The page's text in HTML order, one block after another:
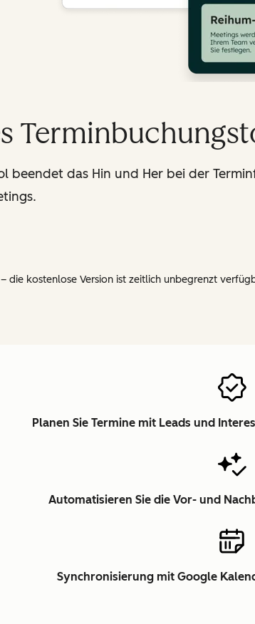
beendet das Hin und Her bei der
die kostenlose Version ist zeitlich unbegrenzt
Planen Sie Termine mit Leads und
Automatisieren Sie die Vor- und
Synchronisierung mit Google